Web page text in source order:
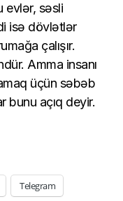
evlər, səsli
isə dövlətlər
çalışır.
Amma insanı
üçün səbəb
bunu açıq deyir.
Telegram